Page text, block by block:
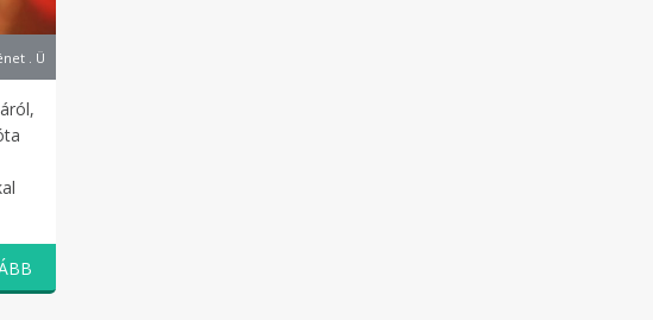
. Üzletfejlesztés . Valner Szabolcs . Vatera.hu . videointerjú .